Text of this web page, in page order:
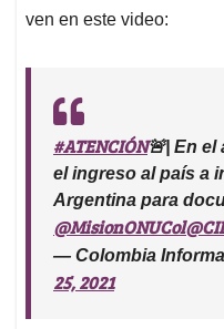
ven en este video:
#ATENCIÓN🚨| En el
el ingreso al país a
Argentina para
@MisionONUCol
— Colombia
25, 2021